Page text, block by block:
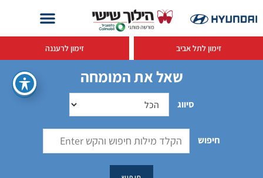
זימון לתל אביב זימון לרעננה
שאל את המומחה
סיווג
חיפוש